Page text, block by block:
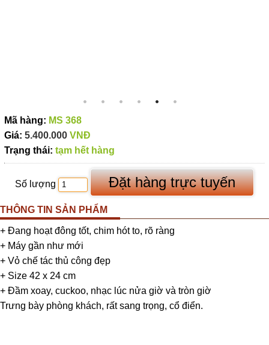
Mã hàng: MS 368
Giá: 5.400.000 VNĐ
Trạng thái: tạm hết hàng
Số lượng
THÔNG TIN SẢN PHẨM
+ Đang hoạt đông tốt, chim hót to, rõ ràng
+ Máy gần như mới
+ Vỏ chế tác thủ công đẹp
+ Size 42 x 24 cm
+ Đầm xoay, cuckoo, nhạc lúc nửa giờ và tròn giờ
Trưng bày phòng khách, rất sang trọng, cổ điển.